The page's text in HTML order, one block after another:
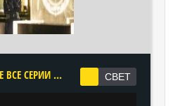
CМОТРЕТЬ ЗВЁЗДНЫЙ ПУТЬ: ДИСКАВЕРИ 5 СЕЗОН ОНЛАЙН В ХОРОШЕМ КАЧЕСТВЕ ВСЕ СЕРИИ ПОДРЯД БЕСПЛАТНО